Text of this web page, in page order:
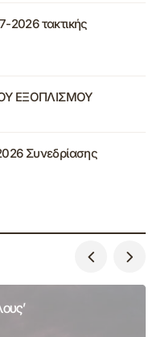
τακτικής
ΕΞΟΠΛΙΣΜΟΥ
Συνεδρίασης